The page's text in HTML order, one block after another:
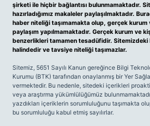
şirketi ile hiçbir bağlantısı bulunmamaktadır.
hazırladığımız makaleler paylaşılmaktadır.
haber niteliği taşımamakta olup, gerçek kurum
paylaşım yapılmamaktadır. Gerçek kurum ve
benzerlikleri tamamen tesadüfidir.
halindedir ve tavsiye niteliği taşımazlar.
Sitemiz, 5651 Sayılı Kanun gereğince Bilgi
Kurumu (BTK) tarafından onaylanmış bir Yer
vermektedir. Bu nedenle, sitedeki içerikleri
veya araştırma yükümlülüğümüz
yazdıkları içeriklerin sorumluluğunu taşımakta
bu sorumluluğu kabul etmiş sayılırlar.